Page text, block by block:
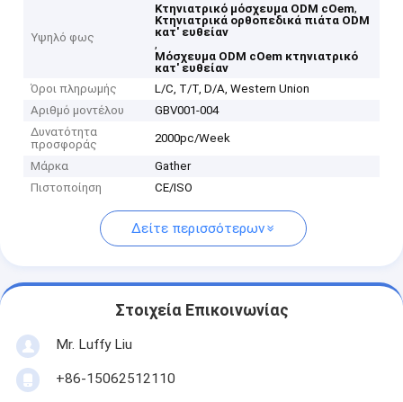
Υψηλό φως
Κτηνιατρικό μόσχευμα ODM cOem,
Κτηνιατρικά ορθοπεδικά πιάτα ODM
κατ' ευθείαν
,
Μόσχευμα ODM cOem κτηνιατρικό
κατ' ευθείαν
Όροι πληρωμής
L/C, T/T, D/A, Western Union
Αριθμό μοντέλου
GBV001-004
Δυνατότητα
προσφοράς
2000pc/Week
Μάρκα
Gather
Πιστοποίηση
CE/ISO
Δείτε περισσότερων
Στοιχεία Επικοινωνίας
Mr. Luffy Liu
+86-15062512110